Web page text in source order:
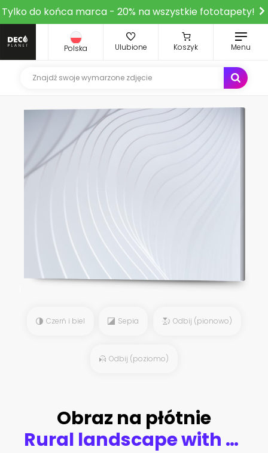
Tylko do końca marca - 20% na wszystkie fototapety!
Polska Ulubione Koszyk Menu
Czerń i biel Sepia Odbij (pionowo)
Odbij (poziomo)
Obraz na płótnie
Rural landscape with wheat field on sunset